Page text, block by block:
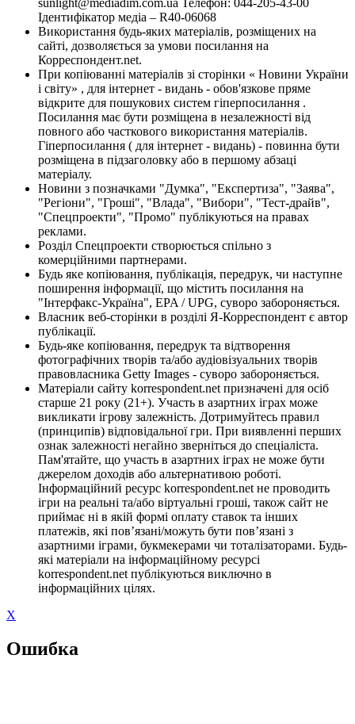
sunlight@mediadim.com.ua Телефон: 044-205-43-00
Ідентифікатор медіа – R40-06068
Використання будь-яких матеріалів, розміщених на
сайті, дозволяється за умови посилання на
Корреспондент.net.
При копіюванні матеріалів зі сторінки « Новини України
і світу» , для інтернет - видань - обов'язкове пряме
відкрите для пошукових систем гіперпосилання .
Посилання має бути розміщена в незалежності від
повного або часткового використання матеріалів.
Гіперпосилання ( для інтернет - видань) - повинна бути
розміщена в підзаголовку або в першому абзаці
матеріалу.
Новини з позначками "Думка", "Експертиза", "Заява",
"Регіони", "Гроші", "Влада", "Вибори", "Тест-драйв",
"Спецпроекти", "Промо" публікуються на правах
реклами.
Розділ Спецпроекти створюється спільно з
комерційними партнерами.
Будь яке копіювання, публікація, передрук, чи наступне
поширення інформації, що містить посилання на
"Інтерфакс-Україна", EPA / UPG, суворо забороняється.
Власник веб-сторінки в розділі Я-Корреспондент є автор
публікації.
Будь-яке копіювання, передрук та відтворення
фотографічних творів та/або аудіовізуальних творів
правовласника Getty Images - суворо забороняється.
Матеріали сайту korrespondent.net призначені для осіб
старше 21 року (21+). Участь в азартних іграх може
викликати ігрову залежність. Дотримуйтесь правил
(принципів) відповідальної гри. При виявленні перших
ознак залежності негайно зверніться до спеціаліста.
Пам'ятайте, що участь в азартних іграх не може бути
джерелом доходів або альтернативою роботі.
Інформаційний ресурс korrespondent.net не проводить
ігри на реальні та/або віртуальні гроші, також сайт не
приймає ні в якій формі оплату ставок та інших
платежів, які пов’язані/можуть бути пов’язані з
азартними іграми, букмекерами чи тоталізаторами. Будь-
які матеріали на інформаційному ресурсі
korrespondent.net публікуються виключно в
інформаційних цілях.
X
Ошибка